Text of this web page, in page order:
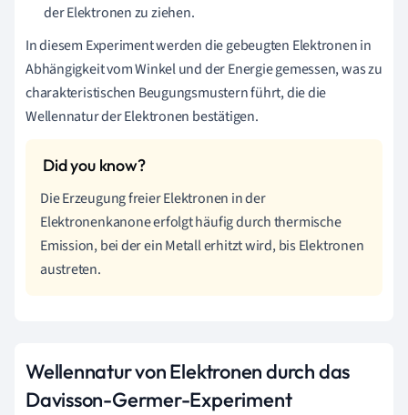
der Elektronen zu ziehen.
In diesem Experiment werden die gebeugten Elektronen in
Abhängigkeit vom Winkel und der Energie gemessen, was zu
charakteristischen Beugungsmustern führt, die die
Wellennatur der Elektronen bestätigen.
Die Erzeugung freier Elektronen in der
Elektronenkanone erfolgt häufig durch thermische
Emission, bei der ein Metall erhitzt wird, bis Elektronen
austreten.
Wellennatur von Elektronen durch das
Davisson-Germer-Experiment